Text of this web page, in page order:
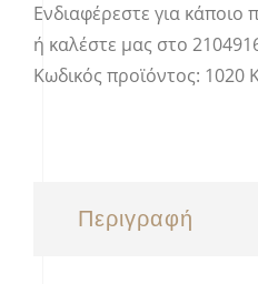
Ενδιαφέρεστε για κάποιο
ή καλέστε μας στο
Κωδικός προϊόντος: 1020
Περιγραφή